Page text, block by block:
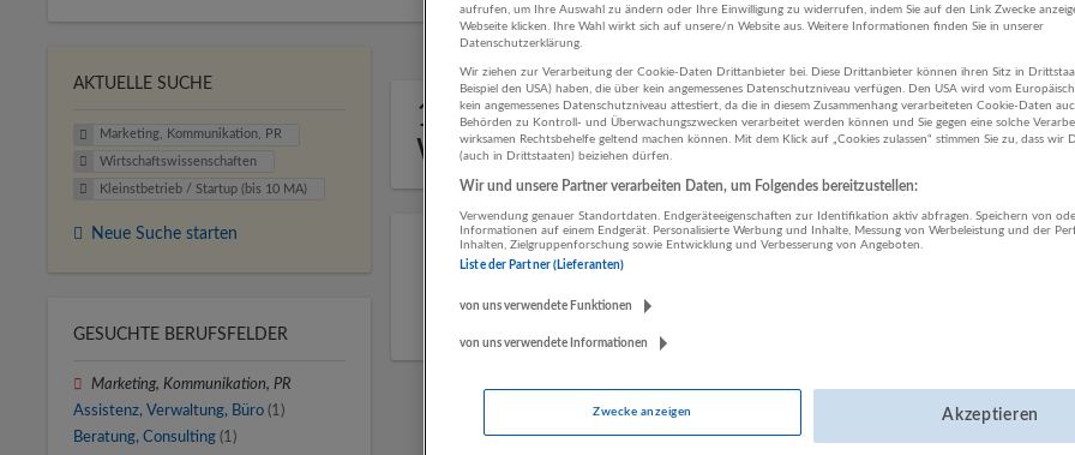
1 Marketing, Kommunikation, PR
Wirtschaftswissenschaften Unternehmen
impetus Personalberatung
AKTUELLE SUCHE
Marketing, Kommunikation, PR
Wirtschaftswissenschaften
Kleinstbetrieb / Startup (bis 10 MA)
Neue Suche starten
GESUCHTE BERUFSFELDER
Marketing, Kommunikation, PR
Assistenz, Verwaltung, Büro (1)
Beratung, Consulting (1)
aufrufen, um Ihre Auswahl zu ändern oder Ihre Einwilligung zu widerrufen, indem Sie auf den Link Zwecke
Webseite klicken. Ihre Wahl wirkt sich auf unsere/n Website aus. Weitere Informationen finden Sie in unserer
Datenschutzerklärung.
Wir ziehen zur Verarbeitung der Cookie-Daten Drittanbieter bei. Diese Drittanbieter können ihren Sitz in
Beispiel den USA) haben, die über kein angemessenes Datenschutzniveau verfügen. Den USA wird vom
kein angemessenes Datenschutzniveau attestiert, da die in diesem Zusammenhang verarbeiteten Cookie-Daten
Behörden zu Kontroll- und Überwachungszwecken verarbeitet werden können und Sie gegen eine solche
wirksamen Rechtsbehelfe geltend machen können. Mit dem Klick auf „Cookies zulassen“ stimmen Sie zu, dass wir
(auch in Drittstaaten) beiziehen dürfen.
Wir und unsere Partner verarbeiten Daten, um Folgendes bereitzustellen:
Verwendung genauer Standortdaten. Endgeräteeigenschaften zur Identifikation aktiv abfragen. Speichern von
Informationen auf einem Endgerät. Personalisierte Werbung und Inhalte, Messung von Werbeleistung und der
Inhalten, Zielgruppenforschung sowie Entwicklung und Verbesserung von Angeboten.
Liste der Partner (Lieferanten)
von uns verwendete Funktionen
von uns verwendete Informationen
Zwecke anzeigen Akzeptieren